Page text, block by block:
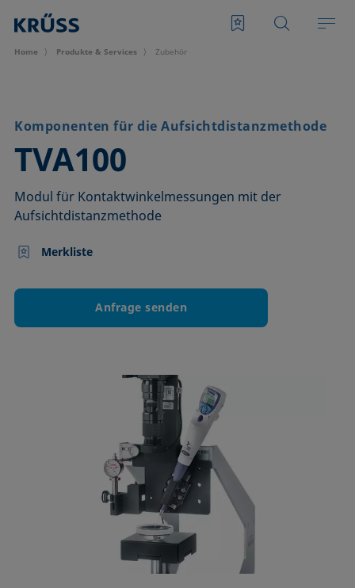
Home Produkte & Services Zubehör
Komponenten für die Aufsichtdistanzmethode
TVA100
–
Modul für Kontaktwinkelmessungen mit der
Aufsichtdistanzmethode
Merkliste
Anfrage senden